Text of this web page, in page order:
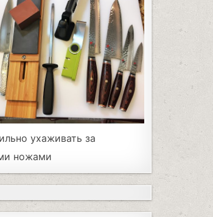
ухаживать за
ножами